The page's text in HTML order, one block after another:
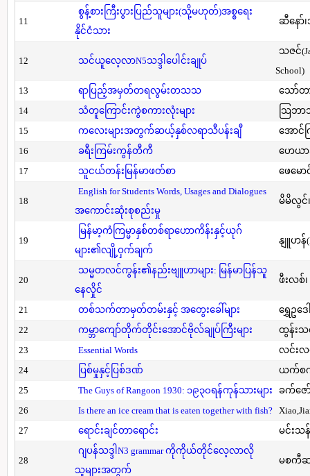
11
စွန့်စားကြီးပွားပြည်သူများ(သို့မဟုတ်)အစ္စရေး
နိုင်ငံသား
ဆီနော်၊
12 သင်ယူလေ့လာN5သဒ္ဒါပေါင်းချုပ်
သဇင်
School)
13
ရာပြည့်အမှတ်တရလွမ်းတသသ
သော်တ
14
သံတူကြောင်းကွဲစကားလုံးများ
သြဘာ
15
ကလေးများအတွက်ဆယ့်နှစ်လရာသီပန်းချီ
အောင်
16
ခရီးကြမ်းကွန်တီကီ
ဟေယာ
17
သူငယ်တန်းမြန်မာဖတ်စာ ဖေမော
18
English for Students Words, Usages and Dialogues
အကောင်းဆုံးစုစည်းမှု
မိမိလွင်၊
19
မြန်မာ့ကံကြမ္မာနှစ်တစ်ရာဟောကိန်းနှင့်ယုဂ်
များ၏လျို့ဝှက်ချက်
နျူဟန်
20
သမ္မတလင်ကွန်း၏နည်းဗျူဟာများ: မြန်မာပြန်သူ
နေလှိုင်
ဖီးလစ်
21 တစ်သက်တာမှတ်တမ်းနှင့် အတွေးခေါ်များ
ရွှေဥဒေ
22
ကမ္ဘာကျော်တိုက်တိုင်းအောင်ဗိုလ်ချုပ်ကြီးများ
ထွန်းသ
23
Essential Words
လင်းလ
24
ပြစ်မှုနှင့်ပြစ်ဒဏ်
ယက်စကီ
25
The Guys of Rangoon 1930: ၁၉၃၀ရန်ကုန်သားများ
ခက်ဇေ
26
Is there an ice cream that is eaten together with fish?
27
ရောင်းချင်တာရောင်း မင်းသ
28
ဂျပန်သဒ္ဒါN3 grammar ကိုကိုယ်တိုင်လေ့လာလို
သူများအတွက်
မစကီ